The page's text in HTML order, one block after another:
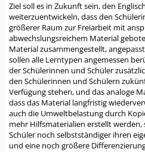
Ziel soll es in Zukunft sein, den
weiterzuentwickeln, dass den
größerer Raum zur Freiarbeit mit
abwechslungsreichem Material
Material zusammengestellt,
sollen alle Lerntypen angemessen
der Schülerinnen und Schüler
den Schülerinnen und Schülern
Verfügung stehen, und das analoge
dass das Material langfristig
auch die Umweltbelastung durch
mehr Hilfsmaterialien erstellt werden,
Schüler noch selbstständiger ihren
und eine noch größere